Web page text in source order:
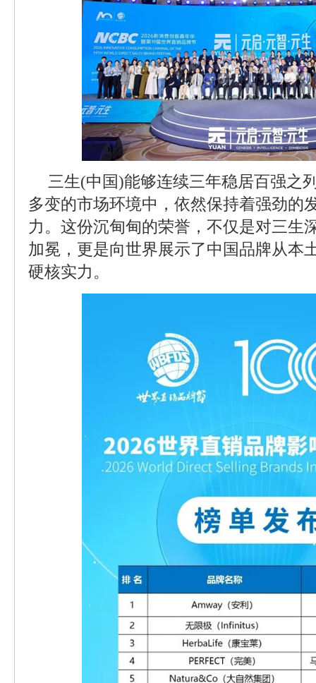
三生(中国)能够连续三年稳居百强之
多变的市场环境中，依然保持着强劲的
力。这份沉甸甸的荣誉，不仅是对三生
加冕，更是向世界展示了中国品牌从本
硬核实力。